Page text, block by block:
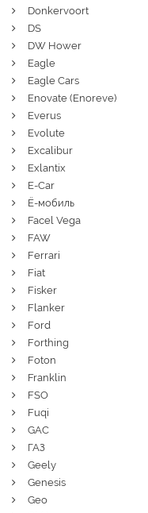
Donkervoort
DS
DW Hower
Eagle
Eagle Cars
Enovate (Enoreve)
Everus
Evolute
Excalibur
Exlantix
E-Car
Ё-мобиль
Facel Vega
FAW
Ferrari
Fiat
Fisker
Flanker
Ford
Forthing
Foton
Franklin
FSO
Fuqi
GAC
ГАЗ
Geely
Genesis
Geo